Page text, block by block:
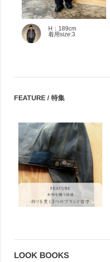
H：189cm
着用size:3
FEATURE / 特集
LOOK BOOKS